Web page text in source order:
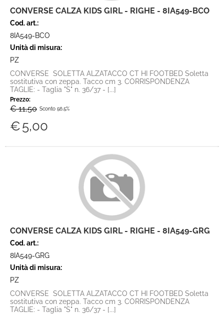
CONVERSE CALZA KIDS GIRL - RIGHE - 8IA549-BCO
Cod. art.:
8IA549-BCO
Unità di misura:
PZ
CONVERSE SOLETTA ALZATACCO CT HI FOOTBED Soletta
sostitutiva con zeppa. Tacco cm 3. CORRISPONDENZA
TAGLIE: - Taglia "S" n. 36/37 - [...]
Prezzo:
€ 11,50 Sconto 56.5%
€5,00
CONVERSE CALZA KIDS GIRL - RIGHE - 8IA549-GRG
Cod. art.:
8IA549-GRG
Unità di misura:
PZ
CONVERSE SOLETTA ALZATACCO CT HI FOOTBED Soletta
sostitutiva con zeppa. Tacco cm 3. CORRISPONDENZA
TAGLIE: - Taglia "S" n. 36/37 - [...]